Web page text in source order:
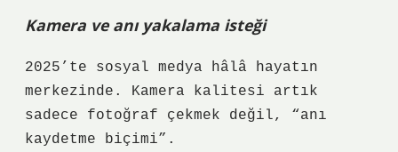
Kamera ve anı yakalama isteği
2025’te sosyal medya hâlâ hayatın
merkezinde. Kamera kalitesi artık
sadece fotoğraf çekmek değil, “anı
kaydetme biçimi”.